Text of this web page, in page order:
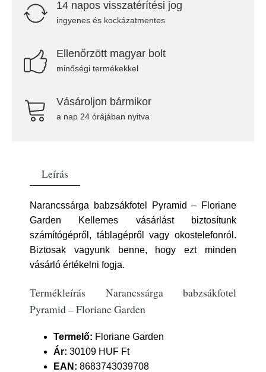
14 napos visszatérítési jog
ingyenes és kockázatmentes
Ellenőrzött magyar bolt
minőségi termékekkel
Vásároljon bármikor
a nap 24 órájában nyitva
Leírás
Narancssárga babzsákfotel Pyramid – Floriane
Garden Kellemes vásárlást biztosítunk
számítógépről, táblagépről vagy okostelefonról.
Biztosak vagyunk benne, hogy ezt minden
vásárló értékelni fogja.
Termékleírás Narancssárga babzsákfotel
Pyramid – Floriane Garden
Termelő: Floriane Garden
Ár: 30109 HUF Ft
EAN: 8683743039708